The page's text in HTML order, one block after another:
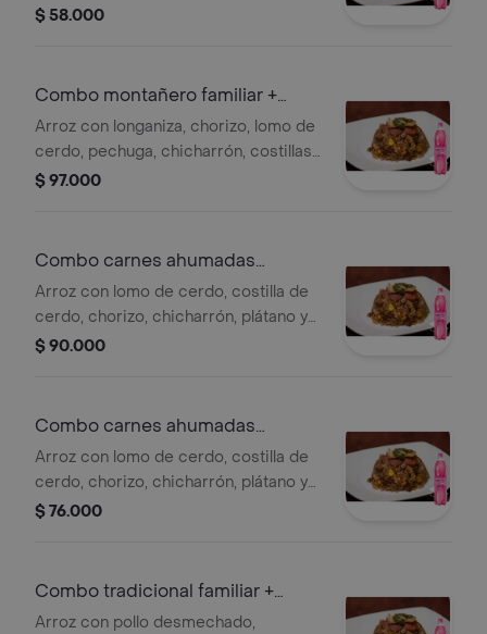
maíz tierno, para 2 personas. +
$ 58.000
Combo montañero familiar +
gaseosa 1.5 l
Arroz con longaniza, chorizo, lomo de
cerdo, pechuga, chicharrón, costillas
de cerdo, frijol y plátano, para 5 a 6
$ 97.000
Combo carnes ahumadas
familiar+ 1.5l pos
Arroz con lomo de cerdo, costilla de
cerdo, chorizo, chicharrón, plátano y
maíz tierno, para 5 a 6 personas. +
$ 90.000
Combo carnes ahumadas
mediano 1.5l post.
Arroz con lomo de cerdo, costilla de
cerdo, chorizo, chicharrón, plátano y
maíz tierno, para 3 a 4 personas. +
$ 76.000
Combo tradicional familiar +
postob1.5 l
Arroz con pollo desmechado,